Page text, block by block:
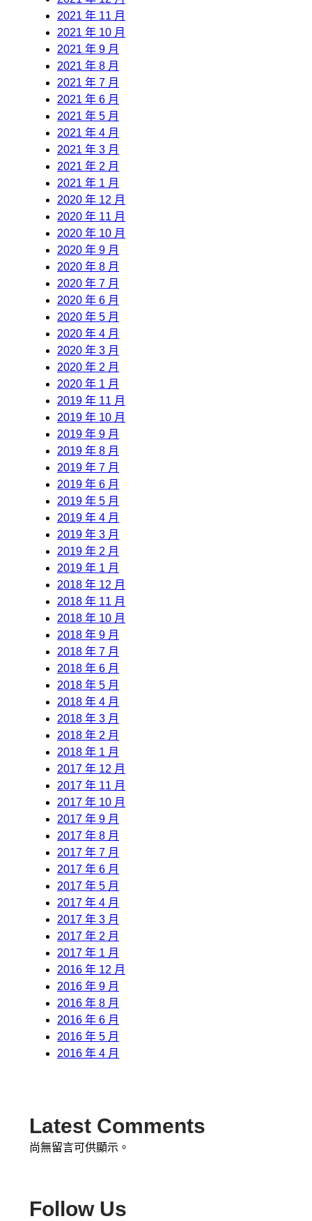
2021 年 11 月
2021 年 10 月
2021 年 9 月
2021 年 8 月
2021 年 7 月
2021 年 6 月
2021 年 5 月
2021 年 4 月
2021 年 3 月
2021 年 2 月
2021 年 1 月
2020 年 12 月
2020 年 11 月
2020 年 10 月
2020 年 9 月
2020 年 8 月
2020 年 7 月
2020 年 6 月
2020 年 5 月
2020 年 4 月
2020 年 3 月
2020 年 2 月
2020 年 1 月
2019 年 11 月
2019 年 10 月
2019 年 9 月
2019 年 8 月
2019 年 7 月
2019 年 6 月
2019 年 5 月
2019 年 4 月
2019 年 3 月
2019 年 2 月
2019 年 1 月
2018 年 12 月
2018 年 11 月
2018 年 10 月
2018 年 9 月
2018 年 7 月
2018 年 6 月
2018 年 5 月
2018 年 4 月
2018 年 3 月
2018 年 2 月
2018 年 1 月
2017 年 12 月
2017 年 11 月
2017 年 10 月
2017 年 9 月
2017 年 8 月
2017 年 7 月
2017 年 6 月
2017 年 5 月
2017 年 4 月
2017 年 3 月
2017 年 2 月
2017 年 1 月
2016 年 12 月
2016 年 9 月
2016 年 8 月
2016 年 6 月
2016 年 5 月
2016 年 4 月
Latest Comments
尚無留言可供顯示。
Follow Us